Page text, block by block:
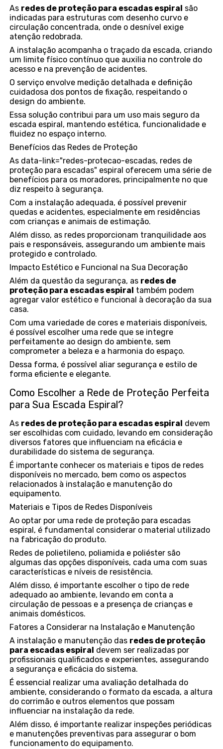
As redes de proteção para escadas espiral são
indicadas para estruturas com desenho curvo e
circulação concentrada, onde o desnível exige
atenção redobrada.
A instalação acompanha o traçado da escada, criando
um limite físico contínuo que auxilia no controle do
acesso e na prevenção de acidentes.
O serviço envolve medição detalhada e definição
cuidadosa dos pontos de fixação, respeitando o
design do ambiente.
Essa solução contribui para um uso mais seguro da
escada espiral, mantendo estética, funcionalidade e
fluidez no espaço interno.
Benefícios das Redes de Proteção
As data-link="redes-protecao-escadas, redes de
proteção para escadas" espiral oferecem uma série de
benefícios para os moradores, principalmente no que
diz respeito à segurança.
Com a instalação adequada, é possível prevenir
quedas e acidentes, especialmente em residências
com crianças e animais de estimação.
Além disso, as redes proporcionam tranquilidade aos
pais e responsáveis, assegurando um ambiente mais
protegido e controlado.
Impacto Estético e Funcional na Sua Decoração
Além da questão da segurança, as redes de
proteção para escadas espiral também podem
agregar valor estético e funcional à decoração da sua
casa.
Com uma variedade de cores e materiais disponíveis,
é possível escolher uma rede que se integre
perfeitamente ao design do ambiente, sem
comprometer a beleza e a harmonia do espaço.
Dessa forma, é possível aliar segurança e estilo de
forma eficiente e elegante.
Como Escolher a Rede de Proteção Perfeita
para Sua Escada Espiral?
As redes de proteção para escadas espiral devem
ser escolhidas com cuidado, levando em consideração
diversos fatores que influenciam na eficácia e
durabilidade do sistema de segurança.
É importante conhecer os materiais e tipos de redes
disponíveis no mercado, bem como os aspectos
relacionados à instalação e manutenção do
equipamento.
Materiais e Tipos de Redes Disponíveis
Ao optar por uma rede de proteção para escadas
espiral, é fundamental considerar o material utilizado
na fabricação do produto.
Redes de polietileno, poliamida e poliéster são
algumas das opções disponíveis, cada uma com suas
características e níveis de resistência.
Além disso, é importante escolher o tipo de rede
adequado ao ambiente, levando em conta a
circulação de pessoas e a presença de crianças e
animais domésticos.
Fatores a Considerar na Instalação e Manutenção
A instalação e manutenção das redes de proteção
para escadas espiral devem ser realizadas por
profissionais qualificados e experientes, assegurando
a segurança e eficácia do sistema.
É essencial realizar uma avaliação detalhada do
ambiente, considerando o formato da escada, a altura
do corrimão e outros elementos que possam
influenciar na instalação da rede.
Além disso, é importante realizar inspeções periódicas
e manutenções preventivas para assegurar o bom
funcionamento do equipamento.